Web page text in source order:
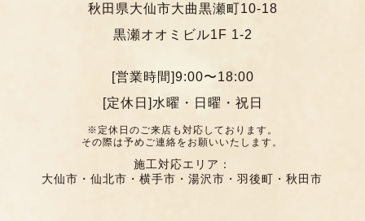
秋田県大仙市大曲黒瀬町10-18
黒瀬オオミビル1F 1-2
[営業時間]9:00〜18:00
[定休日]水曜・日曜・祝日
※定休日のご来店も対応しております。
その際は予めご連絡をお願いいたします。
施工対応エリア：
大仙市・仙北市・横手市・湯沢市・羽後町・秋田市